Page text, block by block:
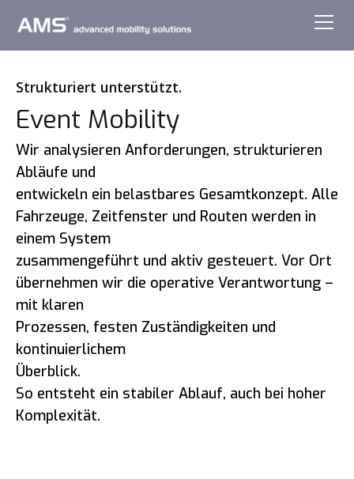
Strukturiert unterstützt.
Event Mobility
Wir analysieren Anforderungen, strukturieren
Abläufe und
entwickeln ein belastbares Gesamtkonzept. Alle
Fahrzeuge, Zeitfenster und Routen werden in
einem System
zusammengeführt und aktiv gesteuert. Vor Ort
übernehmen wir die operative Verantwortung –
mit klaren
Prozessen, festen Zuständigkeiten und
kontinuierlichem
Überblick.
So entsteht ein stabiler Ablauf, auch bei hoher
Komplexität.